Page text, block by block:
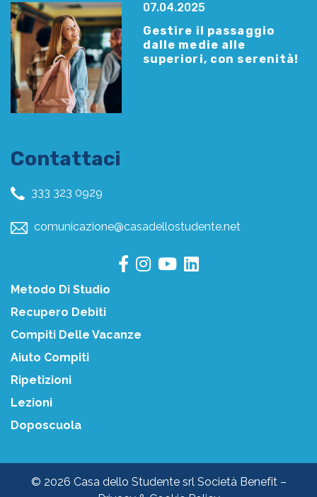
07.04.2025
Gestire il passaggio
dalle medie alle
superiori, con serenità!
Contattaci
333 323 0929
comunicazione@casadellostudente.net
Metodo Di Studio
Recupero Debiti
Compiti Delle Vacanze
Aiuto Compiti
Ripetizioni
Lezioni
Doposcuola
© 2026 Casa dello Studente srl Società Benefit –